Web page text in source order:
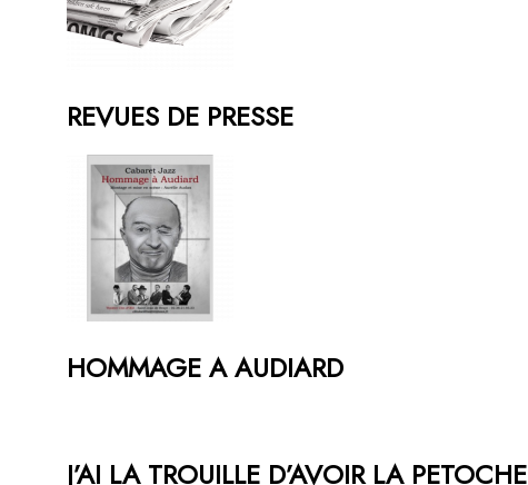
REVUES DE PRESSE
HOMMAGE A AUDIARD
J’AI LA TROUILLE D’AVOIR LA PETOCHE